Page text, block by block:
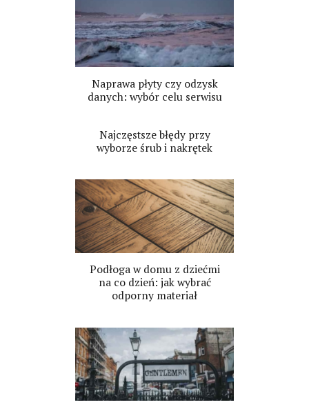
Naprawa płyty czy odzysk
danych: wybór celu serwisu
Najczęstsze błędy przy
wyborze śrub i nakrętek
Podłoga w domu z dziećmi
na co dzień: jak wybrać
odporny materiał